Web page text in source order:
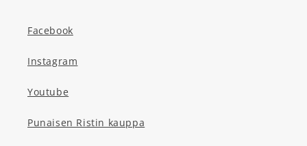
Facebook
Instagram
Youtube
Punaisen Ristin kauppa